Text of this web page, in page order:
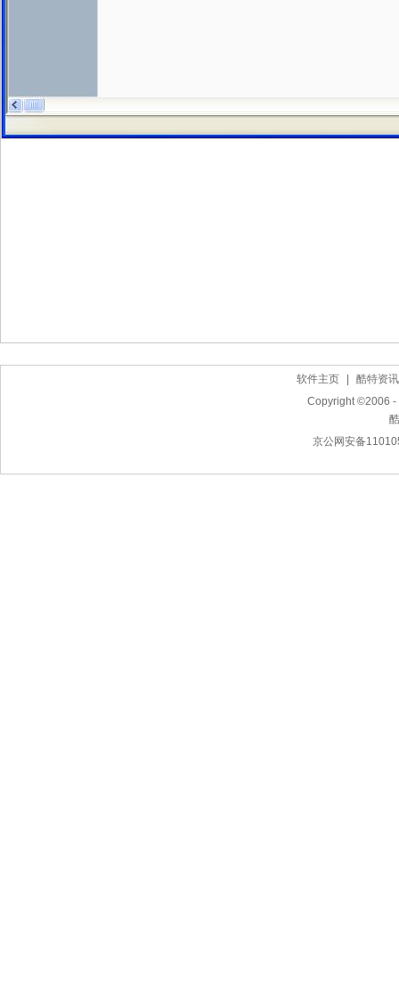
软件主页
酷特资讯
Copyright ©2006 -
京公网安备